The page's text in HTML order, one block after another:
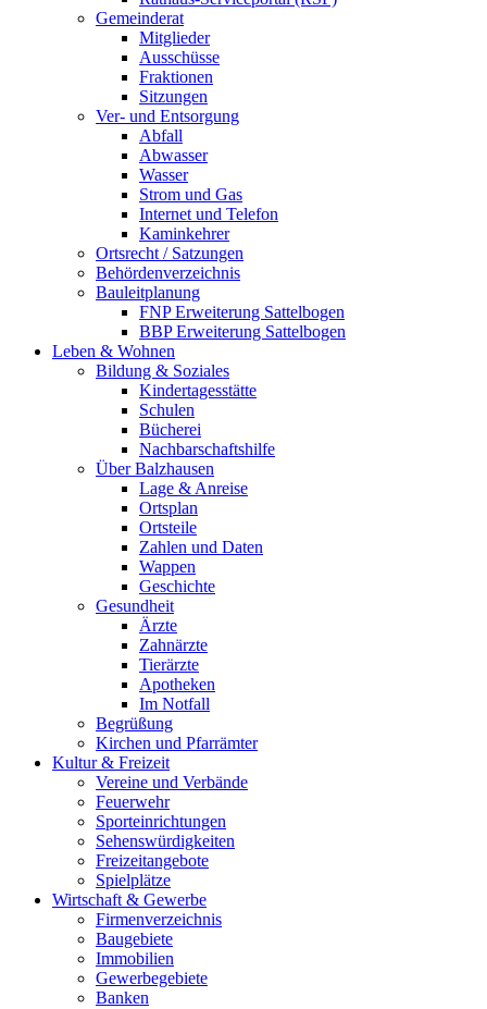
Gemeinderat
Mitglieder
Ausschüsse
Fraktionen
Sitzungen
Ver- und Entsorgung
Abfall
Abwasser
Wasser
Strom und Gas
Internet und Telefon
Kaminkehrer
Ortsrecht / Satzungen
Behördenverzeichnis
Bauleitplanung
FNP Erweiterung Sattelbogen
BBP Erweiterung Sattelbogen
Leben & Wohnen
Bildung & Soziales
Kindertagesstätte
Schulen
Bücherei
Nachbarschaftshilfe
Über Balzhausen
Lage & Anreise
Ortsplan
Ortsteile
Zahlen und Daten
Wappen
Geschichte
Gesundheit
Ärzte
Zahnärzte
Tierärzte
Apotheken
Im Notfall
Begrüßung
Kirchen und Pfarrämter
Kultur & Freizeit
Vereine und Verbände
Feuerwehr
Sporteinrichtungen
Sehenswürdigkeiten
Freizeitangebote
Spielplätze
Wirtschaft & Gewerbe
Firmenverzeichnis
Baugebiete
Immobilien
Gewerbegebiete
Banken